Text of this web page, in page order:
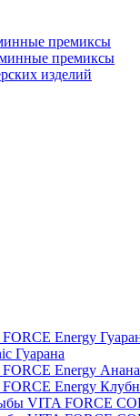
премиксы
премиксы
изделий
Energy
Гуарана
Energy
Energy
VITA FORCE